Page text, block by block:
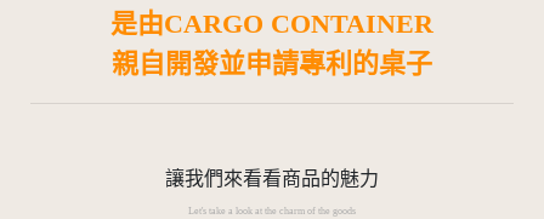
是由CARGO CONTAINER
親自開發並申請專利的桌子
讓我們來看看商品的魅力
Let's take a look at the charm of the goods